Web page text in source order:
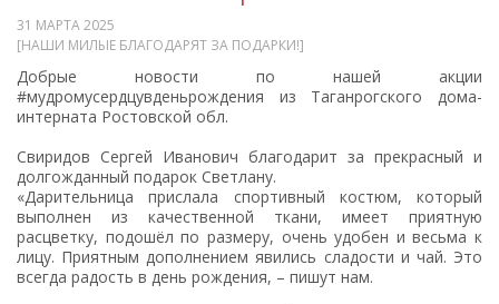
31 МАРТА 2025
[НАШИ МИЛЫЕ БЛАГОДАРЯТ ЗА ПОДАРКИ!]
Добрые новости по нашей акции
#мудромусердцувденьрождения из Таганрогского дома-
интерната Ростовской обл.
Свиридов Сергей Иванович благодарит за прекрасный и
долгожданный подарок Светлану.
«Дарительница прислала спортивный костюм, который
выполнен из качественной ткани, имеет приятную
расцветку, подошёл по размеру, очень удобен и весьма к
лицу. Приятным дополнением явились сладости и чай. Это
всегда радость в день рождения, – пишут нам.